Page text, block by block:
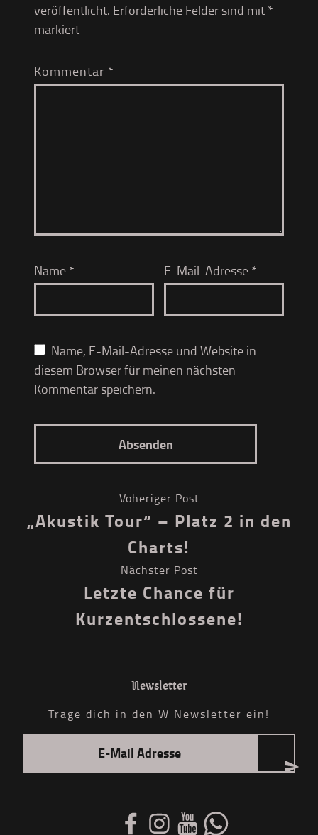
veröffentlicht. Erforderliche Felder sind mit *
markiert
Kommentar *
Name * E-Mail-Adresse *
Name, E-Mail-Adresse und Website in
diesem Browser für meinen nächsten
Kommentar speichern.
Voheriger Post
„Akustik Tour“ – Platz 2 in den
Charts!
Nächster Post
Letzte Chance für
Kurzentschlossene!
Newsletter
Trage dich in den W Newsletter ein!